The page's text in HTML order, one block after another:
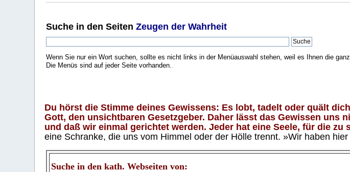
Suche in den SeitenZeugen der Wahrheit
Wenn Sie nur ein Wort suchen, sollte es nicht links in der Menüauswahl stehen, weil es Ihnen die
Die Menüs sind auf jeder Seite vorhanden..
Du hörst die Stimme deines Gewissens: Es lobt, tadelt oder quält
Gott, den unsichtbaren Gesetzgeber. Daher lässt das Gewissen
und daß wir einmal gerichtet werden. Jeder hat eine Seele, für die
eine Schranke, die uns vom Himmel oder der Hölle trennt. »Wir haben
Suche in den kath. Webseiten von: